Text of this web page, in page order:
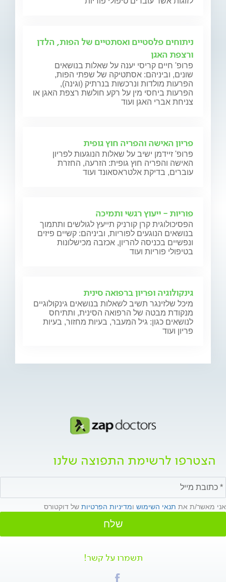
ניתוחים פלסטיים ואסתטיים של הפות, הלדן
ורצפת האגן
פרופ' חיים קריסי יענה על שאלות בנושאים
שונים, וביניהם: אסתטיקה של שפתי הפות,
הפרעות מולדות ונרכשות בנרתיק (וגינה),
הפרעות ביחסי מין על רקע חולשת רצפת האגן או
צניחת אברי האגן ועוד
פריון האישה והפריה חוץ גופית
פרופ' זיידמן ישיב על שאלות הנוגעות לפריון
האישה והפריה חוץ גופית: הזרעה, החזרת
עוברים, בדיקת אלטראסאונד ועוד
פוריות - ייעוץ רגשי ותמיכה
הפסיכולוגית קרן קורניק תייעץ לגולשים ותתמוך
בנושאים הנוגעים לפוריות, וביניהם: קשיים פיזים
ונפשיים בכניסה להריון, אכזבה מכישלונות
בטיפולי פוריות ועוד
גינקולוגיה ופריון ברפואה סינית
מיכל שלזינגר תשיב לשאלות בנושאים גינקולוגיים
מנקודת מבטה של הרפואה הסינית, ותתיחס
לנושאים כגון: גיל המעבר, בעיות מחזור, בעיות
פריון ועוד
הצטרפו לרשימת התפוצה שלנו
אני מאשר/ת את תנאי השימוש ומדיניות הפרטיות של דוקטורס
שלח
תשמרו על קשר!